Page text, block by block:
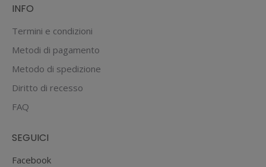
INFO
Termini e condizioni
Metodi di pagamento
Metodo di spedizione
Diritto di recesso
FAQ
SEGUICI
Facebook